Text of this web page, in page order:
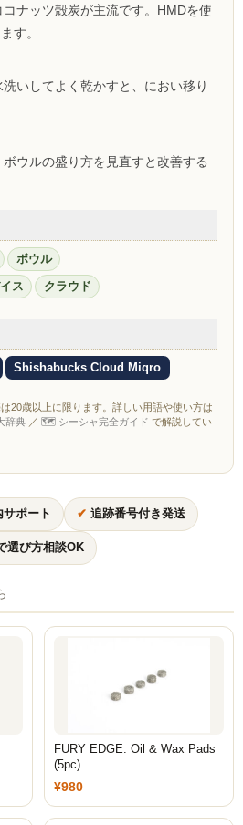
ド）
ーヘル）
ナッツ殻炭が主流です。HMDを使
す。
いしてよく乾かすと、におい移り
ウルの盛り方を見直すと改善する
ボウル
ス クラウド
Shishabucks Cloud Miqro
20歳以上に限ります。詳しい用語や使い方は
辞典 ／🗺 シーシャ完全ガイド で解説してい
サポート ✔ 追跡番号付き発送
選び方相談OK
FURY EDGE: Oil & Wax Pads
(5pc)
¥980